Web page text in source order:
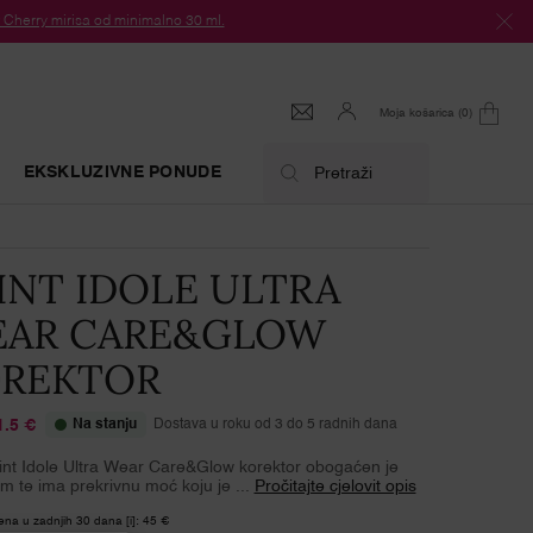
Cherry mirisa od minimalno 30 ml.
Moja košarica 0
0 proizvod
EKSKLUZIVNE PONUDE Pretraži
IDOLE ULTRA
CARE&GLOW
€ Na stanju Dostava u roku od 3 do 5 radnih dana
Idole Ultra Wear Care&Glow korektor obogaćen je
te ima prekrivnu moć koju je ... Pročitajte cjelovit opis
u zadnjih 30 dana [i]: 45 €